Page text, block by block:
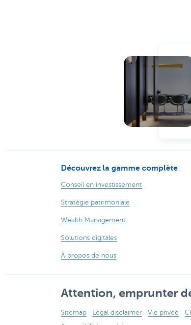
Découvrez la gamme complète
Conseil en investissement
Stratégie patrimoniale
Wealth Management
Solutions digitales
À propos de nous
Attention, emprunter
Sitemap Legal disclaimer Vie privée